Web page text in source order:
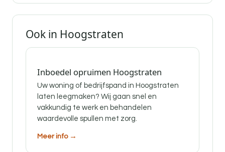
Ook in Hoogstraten
Inboedel opruimen Hoogstraten
Uw woning of bedrijfspand in Hoogstraten
laten leegmaken? Wij gaan snel en
vakkundig te werk en behandelen
waardevolle spullen met zorg.
Meer info →